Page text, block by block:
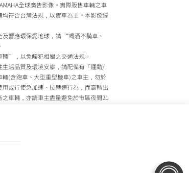
全球廣告影像。實際販售車輛之車
均符合台灣法規，以實車為主。本影像經
及響應環保愛地球，請 “喝酒不騎車、
輛”，以免觸犯相關之交通法規。
生活品質及環境安寧，請配備有「運動/
輛(含跑車、大型重型機車)之車主，勿於
用或行使急加速、拉轉速行為，而高輸出
車輛，亦請車主盡量避免於市區夜間21